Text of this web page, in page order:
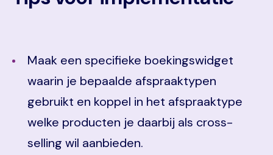
Maak een specifieke boekingswidget
waarin je bepaalde afspraaktypen
gebruikt en koppel in het afspraaktype
welke producten je daarbij als cross-
selling wil aanbieden.